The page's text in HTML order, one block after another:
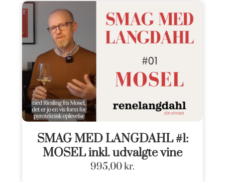
SMAG MED LANGDAHL #1:
MOSEL inkl. udvalgte vine
995,00kr.